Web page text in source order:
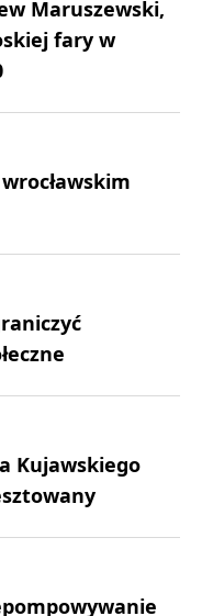
Maruszewski,
fary w
Kujawskiego